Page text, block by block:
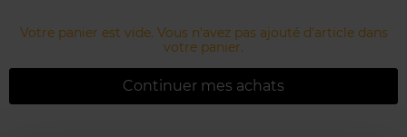
Votre panier est vide. Vous n'avez pas ajouté d'article dans
votre panier.
Continuer mes achats